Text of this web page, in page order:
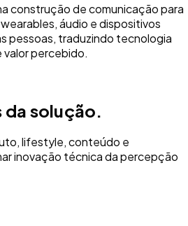
construção de comunicação para
áudio e dispositivos
pessoas, traduzindo tecnologia
valor percebido.
da solução.
lifestyle, conteúdo e
inovação técnica da percepção